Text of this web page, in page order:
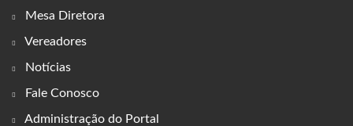
Mesa Diretora
Vereadores
Notícias
Fale Conosco
Administração do Portal